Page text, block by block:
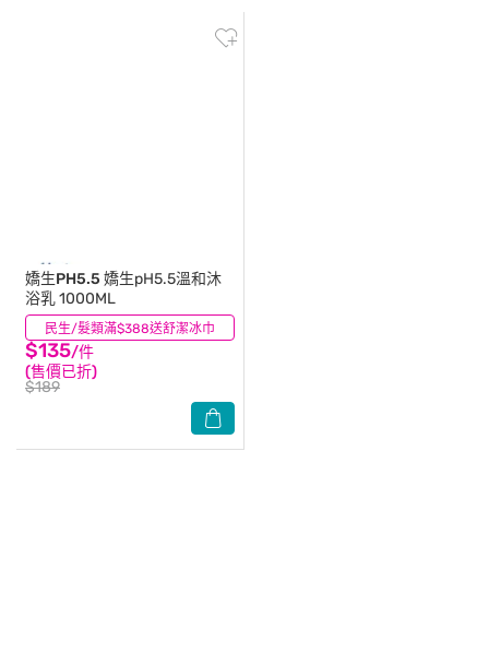
民生/髮類滿$388送舒潔冰巾
嬌生PH5.5 嬌生pH5.5溫和沐
浴乳 1000ML
$135/件
(售價已折)
$189
(83)